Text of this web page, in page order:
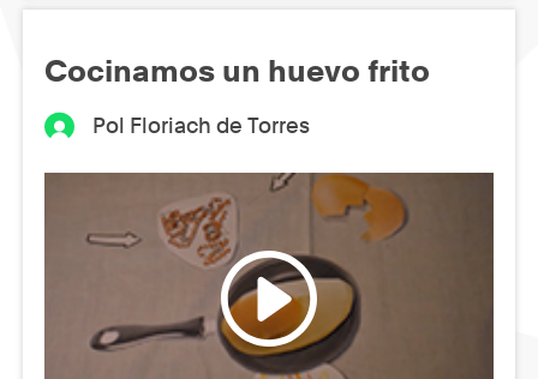
Cocinamos un huevo frito
Pol Floriach de Torres